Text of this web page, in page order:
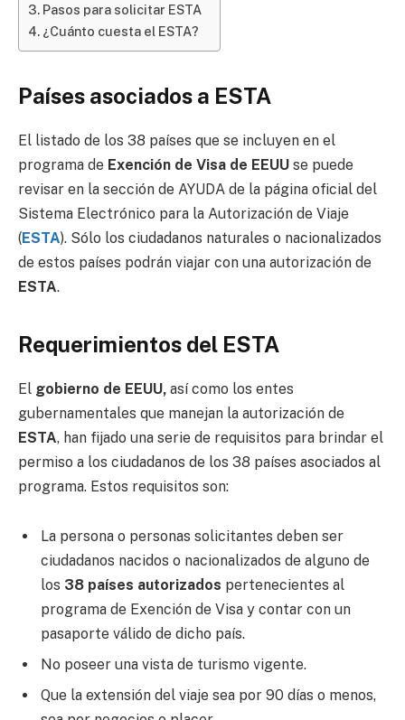
Pasos para solicitar ESTA
¿Cuánto cuesta el ESTA?
Países asociados a ESTA
El listado de los 38 países que se incluyen en el
programa de Exención de Visa de EEUU se puede
revisar en la sección de AYUDA de la página oficial del
Sistema Electrónico para la Autorización de Viaje
(ESTA). Sólo los ciudadanos naturales o nacionalizados
de estos países podrán viajar con una autorización de
ESTA.
Requerimientos del ESTA
El gobierno de EEUU, así como los entes
gubernamentales que manejan la autorización de
ESTA, han fijado una serie de requisitos para brindar el
permiso a los ciudadanos de los 38 países asociados al
programa. Estos requisitos son:
La persona o personas solicitantes deben ser
ciudadanos nacidos o nacionalizados de alguno de
los 38 países autorizados pertenecientes al
programa de Exención de Visa y contar con un
pasaporte válido de dicho país.
No poseer una vista de turismo vigente.
Que la extensión del viaje sea por 90 días o menos,